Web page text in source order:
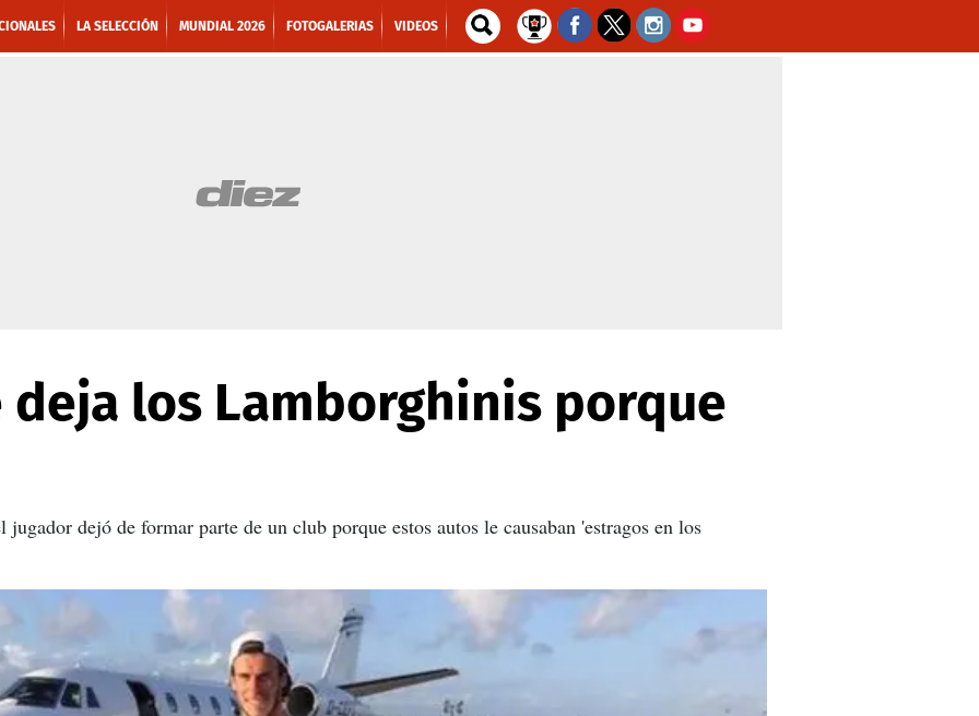
LA SELECCIÓN MUNDIAL 2026 FOTOGALERIAS VIDEOS
deja los Lamborghinis porque
dejó de formar parte de un club porque estos autos le causaban 'estragos en los